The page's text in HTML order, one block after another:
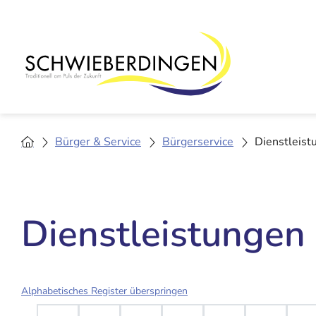
Bürger & Service Bürgerservice
Dienstleistungen
Alphabetisches Register überspringen